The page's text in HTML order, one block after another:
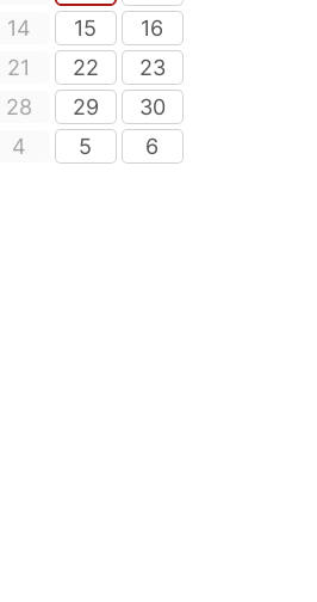
14 15
16
21 22
23
28 29
30
4 5 6